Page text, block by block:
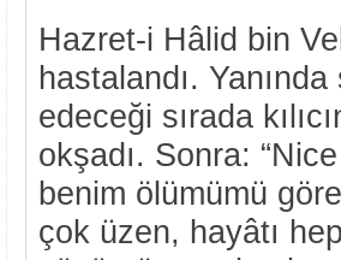
Hazret-i Hâlid bin
hastalandı.
edeceği sırada
okşadı. Sonra:
benim ölümümü
çok üzen, hayâtı